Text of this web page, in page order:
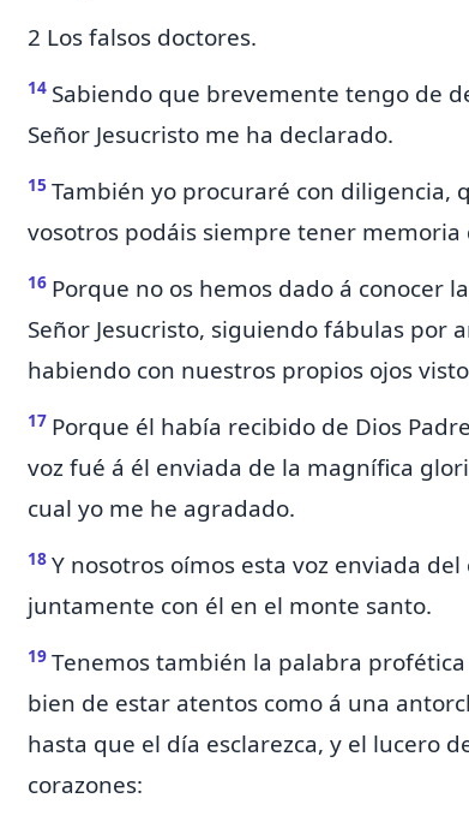
2 Los falsos doctores.
14 Sabiendo que brevemente tengo de
Señor Jesucristo me ha declarado.
15 También yo procuraré con diligencia,
vosotros podáis siempre tener memoria
16 Porque no os hemos dado á conocer
Señor Jesucristo, siguiendofábulas por
habiendo con nuestros propios ojos
17 Porque él había recibido de Dios Padre
voz fué á él enviada de la magnífica
cual yo me he agradado.
18 Y nosotros oímos esta voz enviada
juntamente con él en el monte santo.
19 Tenemos también la palabra
bien de estar atentos como á una
hasta que el día esclarezca, y el lucero
corazones: